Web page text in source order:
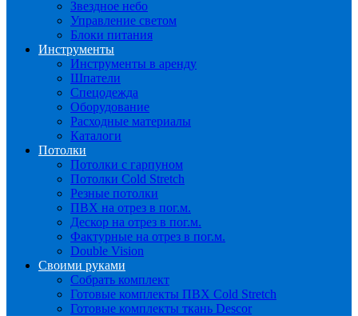
Звездное небо
Управление светом
Блоки питания
Инструменты
Инструменты в аренду
Шпатели
Спецодежда
Оборудование
Расходные материалы
Каталоги
Потолки
Потолки с гарпуном
Потолки Cold Stretch
Резные потолки
ПВХ на отрез в пог.м.
Дескор на отрез в пог.м.
Фактурные на отрез в пог.м.
Double Vision
Своими руками
Собрать комплект
Готовые комплекты ПВХ Cold Stretch
Готовые комплекты ткань Descor